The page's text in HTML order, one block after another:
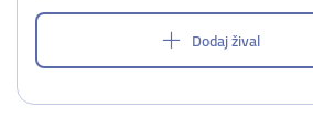
Dodaj žival